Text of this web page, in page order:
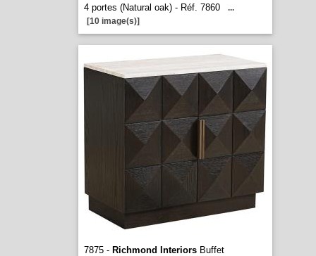
4 portes (Natural oak) - Réf. 7860
...
[10 image(s)]
7875 - Richmond InteriorsBuffet